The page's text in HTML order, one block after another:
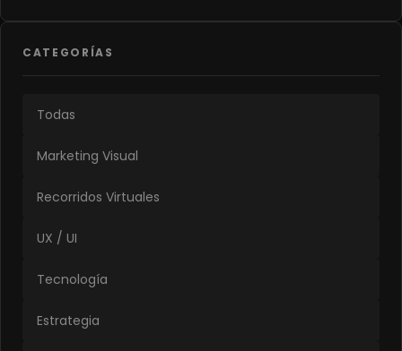
CATEGORÍAS
Todas
Marketing Visual
Recorridos Virtuales
UX / UI
Tecnología
Estrategia